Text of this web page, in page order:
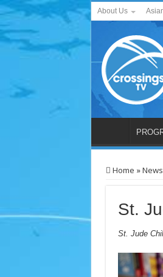
About Us
Home »News
St.
St. Jude